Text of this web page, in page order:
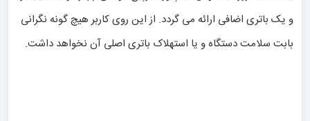
و یک باتری اضافی ارائه می گردد. از این روی کاربر هیچ گونه نگرانی
بابت سلامت دستگاه و یا استهلاک باتری اصلی آن نخواهد داشت.